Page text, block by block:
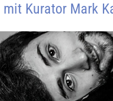
Kurator Mark